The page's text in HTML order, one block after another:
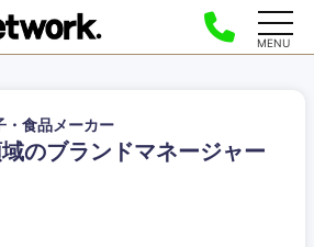
MENU
・食品メーカー
のブランドマネージャー